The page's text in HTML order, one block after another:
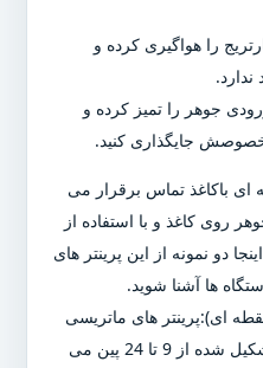
را هواگیری کرده و
جوهر را تمیز کرده و
جایگذاری کنید.
ای باکاغذ تماس برقرار می
روی کاغذ و با استفاده از
دو نمونه از این پرینتر های
ها آشنا شوید.
ای):پرینتر های ماتریسی
دارای یک هد می باشند که این هد تشکیل شده از 9 تا 24 پین می